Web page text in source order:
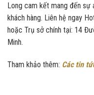
Long cam kết mang đến sự
khách hàng. Liên hệ ngay
hoặc Trụ sở chính tại: 14
Minh.
Tham khảo thêm: Các tin